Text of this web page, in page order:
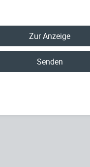
Zur Anzeige
Senden